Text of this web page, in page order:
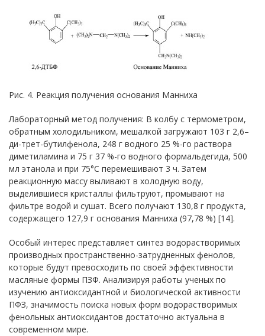
Рис. 4. Реакция получения основания Манниха
Лабораторный метод получения: В колбу с термометром,
обратным холодильником, мешалкой загружают 103 г 2,6–
ди-трет-бутилфенола, 248 г водного 25 %-го раствора
диметиламина и 75 г 37 %-го водного формальдегида, 500
мл этанола и при 75°С перемешивают 3 ч. Затем
реакционную массу выливают в холодную воду,
выделившиеся кристаллы фильтруют, промывают на
фильтре водой и сушат. Всего получают 130,8 г продукта,
содержащего 127,9 г основания Манниха (97,78 %) [14].
Особый интерес представляет синтез водорастворимых
производных пространственно-затрудненных фенолов,
которые будут превосходить по своей эффективности
масляные формы ПЗФ. Анализируя работы ученых по
изучению антиоксидантной и биологической активности
ПФЗ, значимость поиска новых форм водорастворимых
фенольных антиоксидантов достаточно актуальна в
современном мире.